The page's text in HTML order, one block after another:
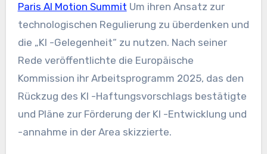
Paris AI Motion Summit Um ihren Ansatz zur
technologischen Regulierung zu überdenken und
die „KI -Gelegenheit“ zu nutzen. Nach seiner
Rede veröffentlichte die Europäische
Kommission ihr Arbeitsprogramm 2025, das den
Rückzug des KI -Haftungsvorschlags bestätigte
und Pläne zur Förderung der KI -Entwicklung und
-annahme in der Area skizzierte.